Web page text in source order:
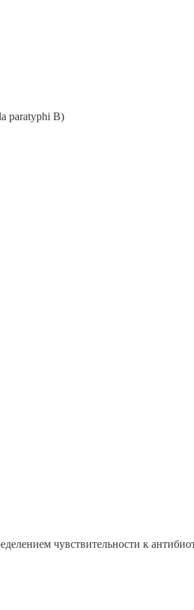
paratyphi B)
чувствительности к